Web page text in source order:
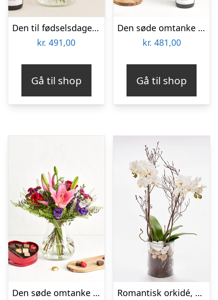
Den til fødselsdagen med Lavonte, Zinfandel
kr. 491,00
Gå til shop
Den søde omtanke med Zinfandel
kr. 481,00
Gå til shop
Den søde omtanke med hjerte med chokolade Romantisk orkidé, floristens valg – Send blomster med Bloomit